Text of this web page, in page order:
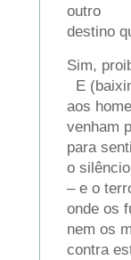
outro
destino
Sim,
E
aos
venham
para
o
– e o
onde os
nem os
contra